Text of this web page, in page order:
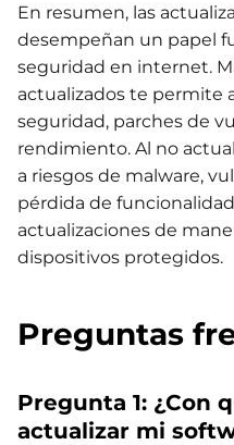
En resumen, las
desempeñan un papel
seguridad en internet.
actualizados te permite
seguridad, parches de
rendimiento. Al no
a riesgos de malware,
pérdida de
actualizaciones de
dispositivos protegidos.
Preguntas
Pregunta 1: ¿Con
actualizar mi